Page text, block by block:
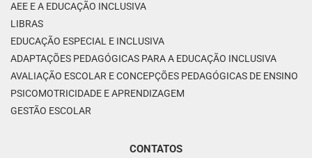
AEE E A EDUCAÇÃO INCLUSIVA
LIBRAS
EDUCAÇÃO ESPECIAL E INCLUSIVA
ADAPTAÇÕES PEDAGÓGICAS PARA A EDUCAÇÃO INCLUSIVA
AVALIAÇÃO ESCOLAR E CONCEPÇÕES PEDAGÓGICAS DE ENSINO
PSICOMOTRICIDADE E APRENDIZAGEM
GESTÃO ESCOLAR
CONTATOS